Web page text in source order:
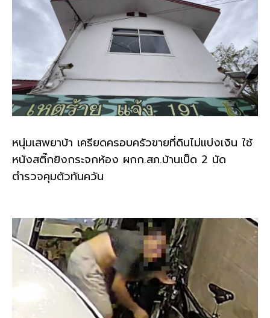
หนุ่มเสพยาบ้า เครียดครอบครัวขายที่ดินไม่แบ่งเงิน ใช้
หนังสติ๊กยิงกระจกห้อง ผกก.สภ.บ้านเป็ด 2 นัด
ตำรวจคุมตัวทันควัน